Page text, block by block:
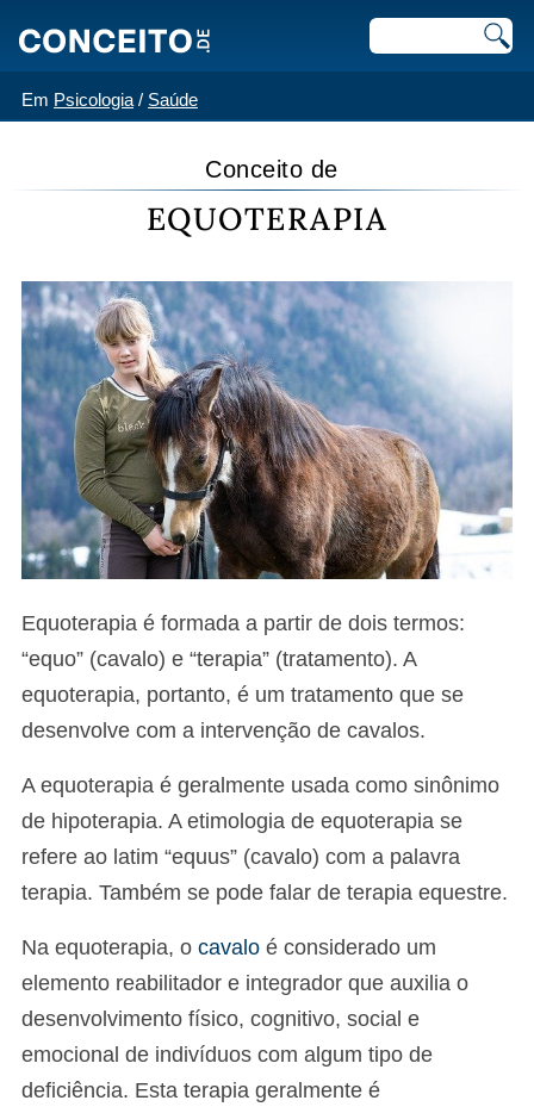
Em Psicologia / Saúde
Conceito de
EQUOTERAPIA
Equoterapia é formada a partir de dois termos:
“equo” (cavalo) e “terapia” (tratamento). A
equoterapia, portanto, é um tratamento que se
desenvolve com a intervenção de cavalos.
A equoterapia é geralmente usada como sinônimo
de hipoterapia. A etimologia de equoterapia se
refere ao latim “equus” (cavalo) com a palavra
terapia. Também se pode falar de terapia equestre.
Na equoterapia, o cavalo é considerado um
elemento reabilitador e integrador que auxilia o
desenvolvimento físico, cognitivo, social e
emocional de indivíduos com algum tipo de
deficiência. Esta terapia geralmente é